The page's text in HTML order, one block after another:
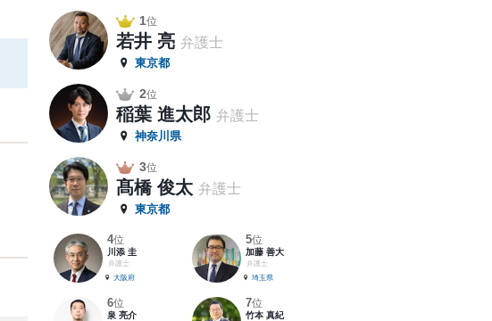
1位
若井 亮 弁護士
東京都
2位
稲葉 進太郎 弁護士
神奈川県
3位
髙橋 俊太 弁護士
東京都
4位
川添 圭
弁護士
大阪府
5位
加藤 善大
弁護士
埼玉県
6位
泉 亮介
7位
竹本 真紀